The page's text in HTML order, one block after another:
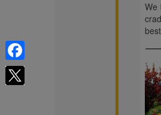
We
Facebook